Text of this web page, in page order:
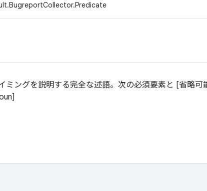
ミングを説明する完全な述語。次の必須要素と [省略可